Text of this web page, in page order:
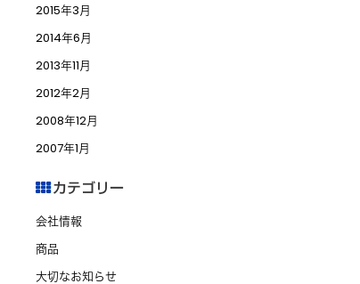
2015年3月
2014年6月
2013年11月
2012年2月
2008年12月
2007年1月
カテゴリー
会社情報
商品
大切なお知らせ